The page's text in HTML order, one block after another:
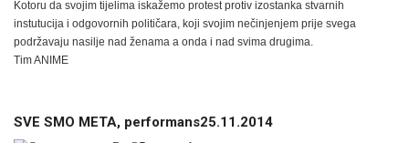
Kotoru da svojim tijelima iskažemo protest protiv izostanka stvarnih
instutucija i odgovornih političara, koji svojim nečinjenjem prije svega
podržavaju nasilje nad ženama a onda i nad svima drugima.
Tim ANIME
SVE SMO META, performans25.11.2014